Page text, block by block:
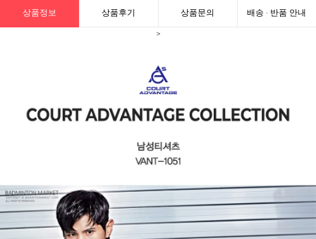
상품정보 상품후기 상품문의
배송 · 반품 안내
>